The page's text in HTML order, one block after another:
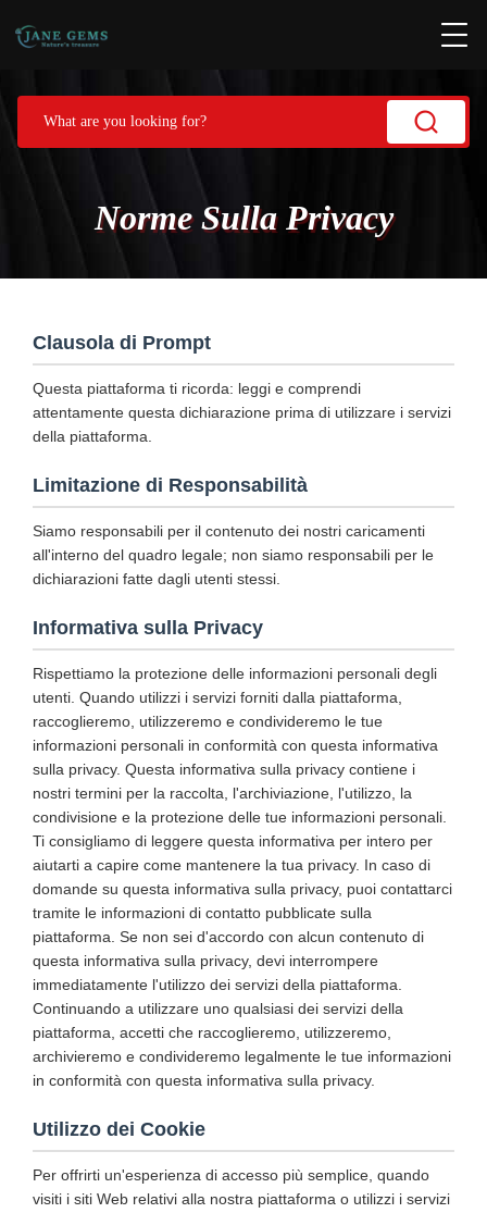
Norme Sulla Privacy
Clausola di Prompt
Questa piattaforma ti ricorda: leggi e comprendi
attentamente questa dichiarazione prima di utilizzare i servizi
della piattaforma.
Limitazione di Responsabilità
Siamo responsabili per il contenuto dei nostri caricamenti
all'interno del quadro legale; non siamo responsabili per le
dichiarazioni fatte dagli utenti stessi.
Informativa sulla Privacy
Rispettiamo la protezione delle informazioni personali degli
utenti. Quando utilizzi i servizi forniti dalla piattaforma,
raccoglieremo, utilizzeremo e condivideremo le tue
informazioni personali in conformità con questa informativa
sulla privacy. Questa informativa sulla privacy contiene i
nostri termini per la raccolta, l'archiviazione, l'utilizzo, la
condivisione e la protezione delle tue informazioni personali.
Ti consigliamo di leggere questa informativa per intero per
aiutarti a capire come mantenere la tua privacy. In caso di
domande su questa informativa sulla privacy, puoi contattarci
tramite le informazioni di contatto pubblicate sulla
piattaforma. Se non sei d'accordo con alcun contenuto di
questa informativa sulla privacy, devi interrompere
immediatamente l'utilizzo dei servizi della piattaforma.
Continuando a utilizzare uno qualsiasi dei servizi della
piattaforma, accetti che raccoglieremo, utilizzeremo,
archivieremo e condivideremo legalmente le tue informazioni
in conformità con questa informativa sulla privacy.
Utilizzo dei Cookie
Per offrirti un'esperienza di accesso più semplice, quando
visiti i siti Web relativi alla nostra piattaforma o utilizzi i servizi